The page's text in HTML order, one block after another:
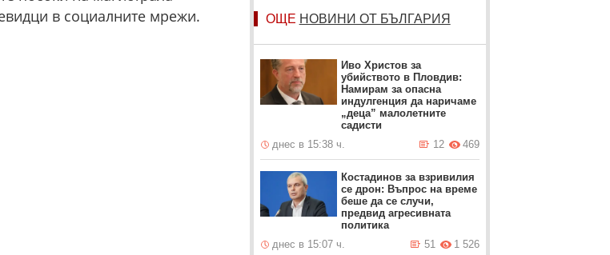
в социалните мрежи.
ОЩЕ НОВИНИ ОТ БЪЛГАРИЯ
Иво Христов за
убийството в Пловдив:
Намирам за опасна
индулгенция да наричаме
„деца” малолетните
садисти
днес в 15:38 ч.
469
12
Костадинов за взривилия
се дрон: Въпрос на време
беше да се случи,
предвид агресивната
политика
днес в 15:07 ч.
1 526
51